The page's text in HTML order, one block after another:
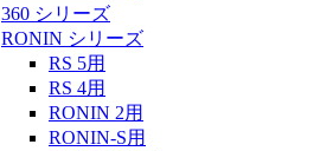
360 シリーズ
RONIN シリーズ
RS 5用
RS 4用
RONIN 2用
RONIN-S用